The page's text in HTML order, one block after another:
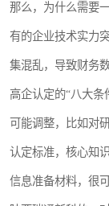
那么，为什么需要
有的企业技术实力
集混乱，导致财务
高企认定的“八大
可能调整，比如对
认定标准，核心知
信息准备材料，很